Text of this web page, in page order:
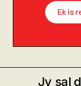
Ek is
Jy sal